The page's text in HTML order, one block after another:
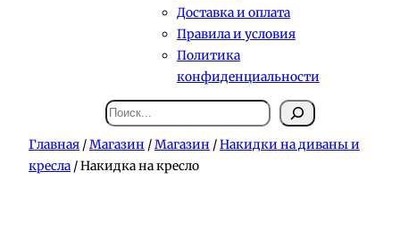
Доставка и оплата
Правила и условия
Политика
конфиденциальности
Поиск
Главная /Магазин /Магазин /Накидки на диваны и
кресла / Накидка на кресло